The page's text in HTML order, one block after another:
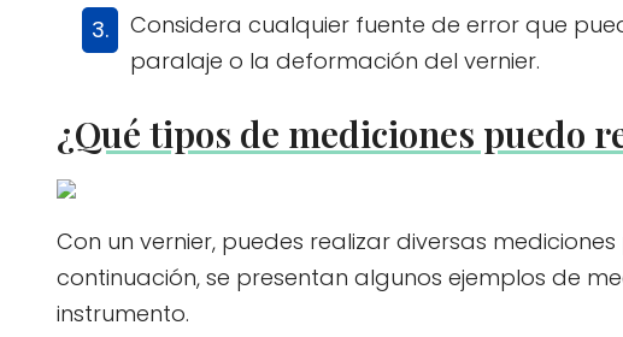
Considera cualquier fuente de error que
paralaje o la deformación del vernier.
¿Qué tipos de mediciones puedo
Con un vernier, puedes realizar diversas
continuación, se presentan algunos ejemplos de
instrumento.